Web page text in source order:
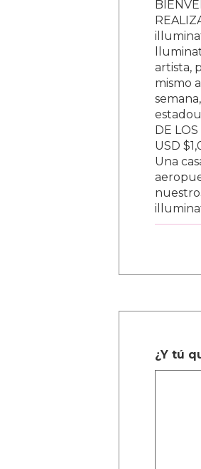
artista,
mismo
DE
USD
Una
¿Y tú